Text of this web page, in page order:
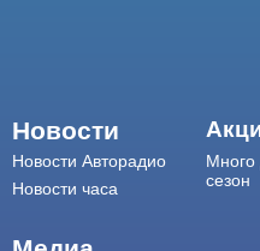
Новости
Новости Авторадио
Новости часа
Много
сезон